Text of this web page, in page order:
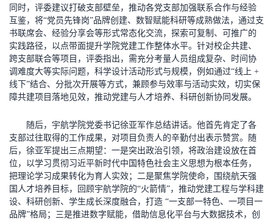
同时，评委建议打破支部壁垒，推动各党支部加强联系合作与经验
互鉴，将“党员先锋岗”品牌创建、数智赋能科研等成熟做法，通过支
书联席会、经验分享会等形式常态化交流，探索可复制、可推广的
实践路径，以点带面提升学院党建工作整体水平。针对校企共建、
跨支部联合等项目，评委指出，需充分考量人员组成复杂、时间协
调难度大等实际问题，科学设计活动形式与规模，例如通过“线上 +
线下”结合、分批次开展等方式，兼顾参与效率与活动实效，切实保
障共建项目落地见效，推动党建与人才培养、科研创新协同发展。
随后，宇航学院党委书记徐亚军作总结讲话。他首先肯定了各
支部过往取得的工作成果，对项目负责人的辛勤付出表示赞赏。随
后，徐亚军提出三点期望：一是突出政治引领，将政治建设放在首
位，以学习贯彻习近平新时代中国特色社会主义思想为根本任务，
把理论学习成果转化为育人实效；二是聚焦学院使命，围绕航天强
国人才培养目标，回顾宇航学院的“火箭情”，推动党建工程与学科建
设、科研创新、学生成长深度融合，打造 “一支部一特色、一项目一
品牌”格局；三是推进数字赋能，借助信息化平台与大数据技术，创